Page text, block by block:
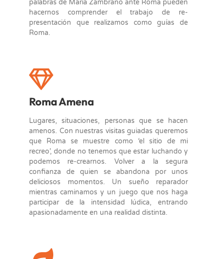
palabras de María Zambrano ante Roma pueden
hacernos comprender el trabajo de re-
presentación que realizamos como guías de
Roma.
Roma Amena
Lugares, situaciones, personas que se hacen
amenos. Con nuestras visitas guiadas queremos
que Roma se muestre como ‘el sitio de mi
recreo’, donde no tenemos que estar luchando y
podemos re-crearnos. Volver a la segura
confianza de quien se abandona por unos
deliciosos momentos. Un sueño reparador
mientras caminamos y un juego que nos haga
participar de la intensidad lúdica, entrando
apasionadamente en una realidad distinta.